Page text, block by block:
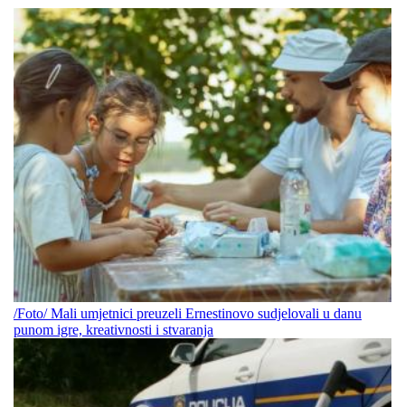
/Foto/ Mali umjetnici preuzeli Ernestinovo sudjelovali u danu
punom igre, kreativnosti i stvaranja